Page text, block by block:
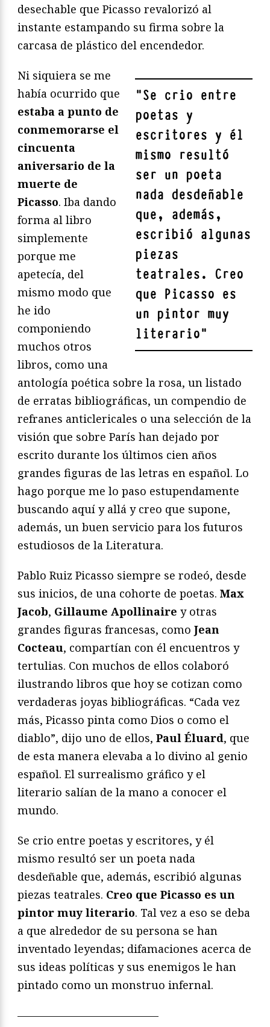
desechable que Picasso revalorizó al
instante estampando su firma sobre la
carcasa de plástico del encendedor.
"Se crio entre
poetas y
escritores y él
mismo resultó
ser un poeta
nada desdeñable
que, además,
escribió algunas
piezas
teatrales. Creo
que Picasso es
un pintor muy
literario"
Ni siquiera se me
había ocurrido que
estaba a punto de
conmemorarse el
cincuenta
aniversario de la
muerte de
Picasso. Iba dando
forma al libro
simplemente
porque me
apetecía, del
mismo modo que
he ido
componiendo
muchos otros
libros, como una
antología poética sobre la rosa, un listado
de erratas bibliográficas, un compendio de
refranes anticlericales o una selección de la
visión que sobre París han dejado por
escrito durante los últimos cien años
grandes figuras de las letras en español. Lo
hago porque me lo paso estupendamente
buscando aquí y allá y creo que supone,
además, un buen servicio para los futuros
estudiosos de la Literatura.
Pablo Ruiz Picasso siempre se rodeó, desde
sus inicios, de una cohorte de poetas. Max
Jacob, Gillaume Apollinaire y otras
grandes figuras francesas, como Jean
Cocteau, compartían con él encuentros y
tertulias. Con muchos de ellos colaboró
ilustrando libros que hoy se cotizan como
verdaderas joyas bibliográficas. “Cada vez
más, Picasso pinta como Dios o como el
diablo”, dijo uno de ellos, Paul Éluard, que
de esta manera elevaba a lo divino al genio
español. El surrealismo gráfico y el
literario salían de la mano a conocer el
mundo.
Se crio entre poetas y escritores, y él
mismo resultó ser un poeta nada
desdeñable que, además, escribió algunas
piezas teatrales. Creo que Picasso es un
pintor muy literario. Tal vez a eso se deba
a que alrededor de su persona se han
inventado leyendas; difamaciones acerca de
sus ideas políticas y sus enemigos le han
pintado como un monstruo infernal.
—————————————